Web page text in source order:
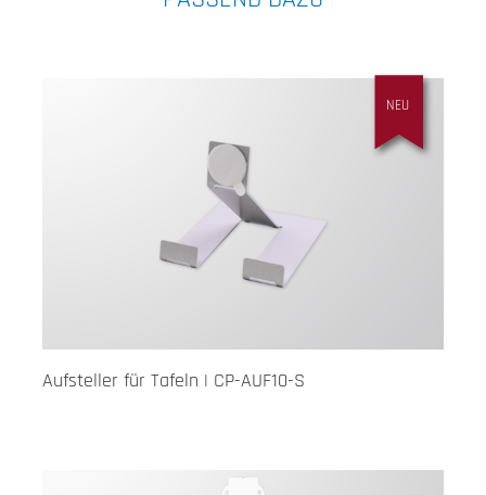
NEU
Aufsteller für Tafeln | CP-AUF10-S